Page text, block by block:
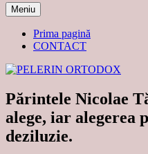
Meniu
Prima pagină
CONTACT
Părintele Nicolae
alege, iar alegerea
deziluzie.